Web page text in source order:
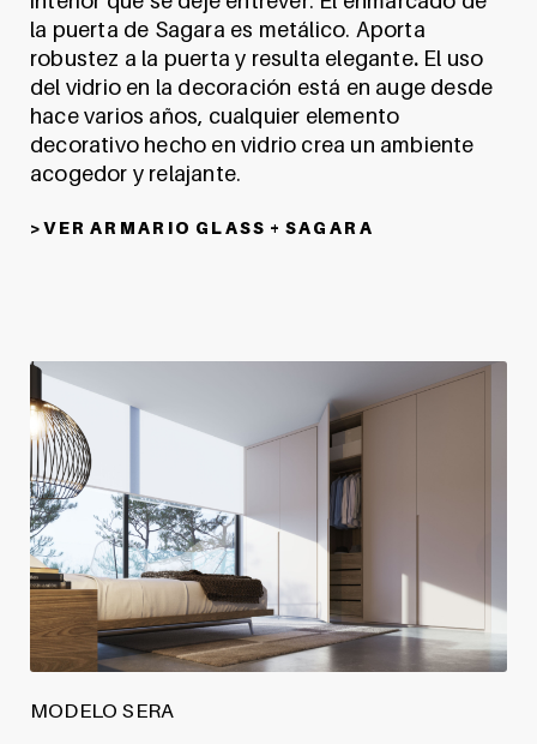
la puerta de Sagara es metálico. Aporta
robustez a la puerta y resulta elegante. El uso
del vidrio en la decoración está en auge desde
hace varios años, cualquier elemento
decorativo hecho en vidrio crea un ambiente
acogedor y relajante.
> V E R A R M A R I O G L A S S + S A G A R A
MODELO SERA